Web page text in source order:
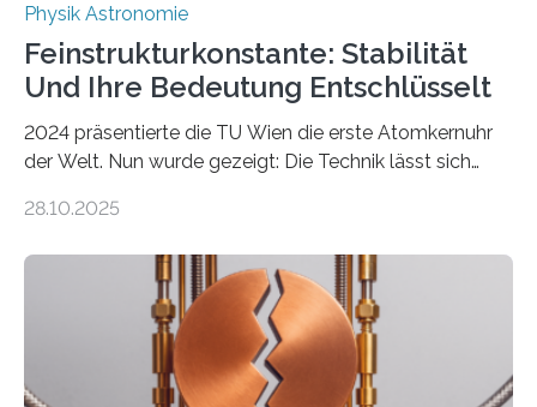
Physik Astronomie
Feinstrukturkonstante: Stabilität
Und Ihre Bedeutung Entschlüsselt
2024 präsentierte die TU Wien die erste Atomkernuhr
der Welt. Nun wurde gezeigt: Die Technik lässt sich
fundamentalen Physik nachzugehen. Thorium-
Messungen verwenden. Das hatte man jahrzehntelang
vermutet, weltweit war nach den passenden
Atomkern-Zuständen gesucht worden, 2024 gelang
einem Team der TU Wien mit Unterstützung
internationaler Partner der entscheidende Durchbruch:
28.10.2025